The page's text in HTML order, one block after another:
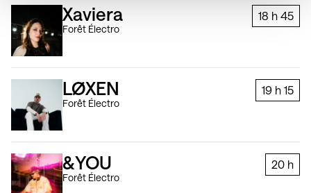
18 h 45
Xaviera
Forêt Électro
19 h 15
LØXEN
Forêt Électro
20 h
&YOU
Forêt Électro